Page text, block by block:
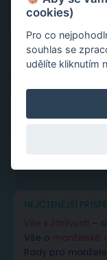
NEJČTENĚJŠÍ
Vše k žárlivosti –
Vše o manželské
Rady pro
cookies)
Pro co
souhlas se
udělíte kliknutím